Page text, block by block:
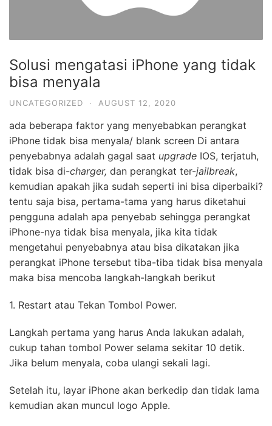
Solusi mengatasi iPhone yang tidak
bisa menyala
UNCATEGORIZED · AUGUST 12, 2020
ada beberapa faktor yang menyebabkan perangkat
iPhone tidak bisa menyala/ blank screen Di antara
penyebabnya adalah gagal saat upgrade IOS, terjatuh,
tidak bisa di-charger, dan perangkat ter-jailbreak,
kemudian apakah jika sudah seperti ini bisa diperbaiki?
tentu saja bisa, pertama-tama yang harus diketahui
pengguna adalah apa penyebab sehingga perangkat
iPhone-nya tidak bisa menyala, jika kita tidak
mengetahui penyebabnya atau bisa dikatakan jika
perangkat iPhone tersebut tiba-tiba tidak bisa menyala
maka bisa mencoba langkah-langkah berikut
1. Restart atau Tekan Tombol Power.
Langkah pertama yang harus Anda lakukan adalah,
cukup tahan tombol Power selama sekitar 10 detik.
Jika belum menyala, coba ulangi sekali lagi.
Setelah itu, layar iPhone akan berkedip dan tidak lama
kemudian akan muncul logo Apple.